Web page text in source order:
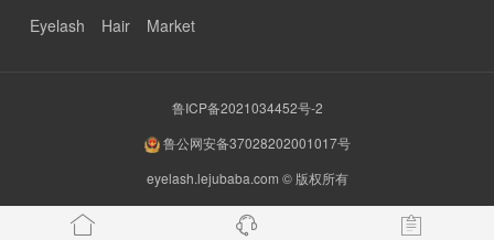
Eyelash Hair Market
鲁ICP备2021034452号-2
鲁公网安备37028202001017号
eyelash.lejubaba.com © 版权所有